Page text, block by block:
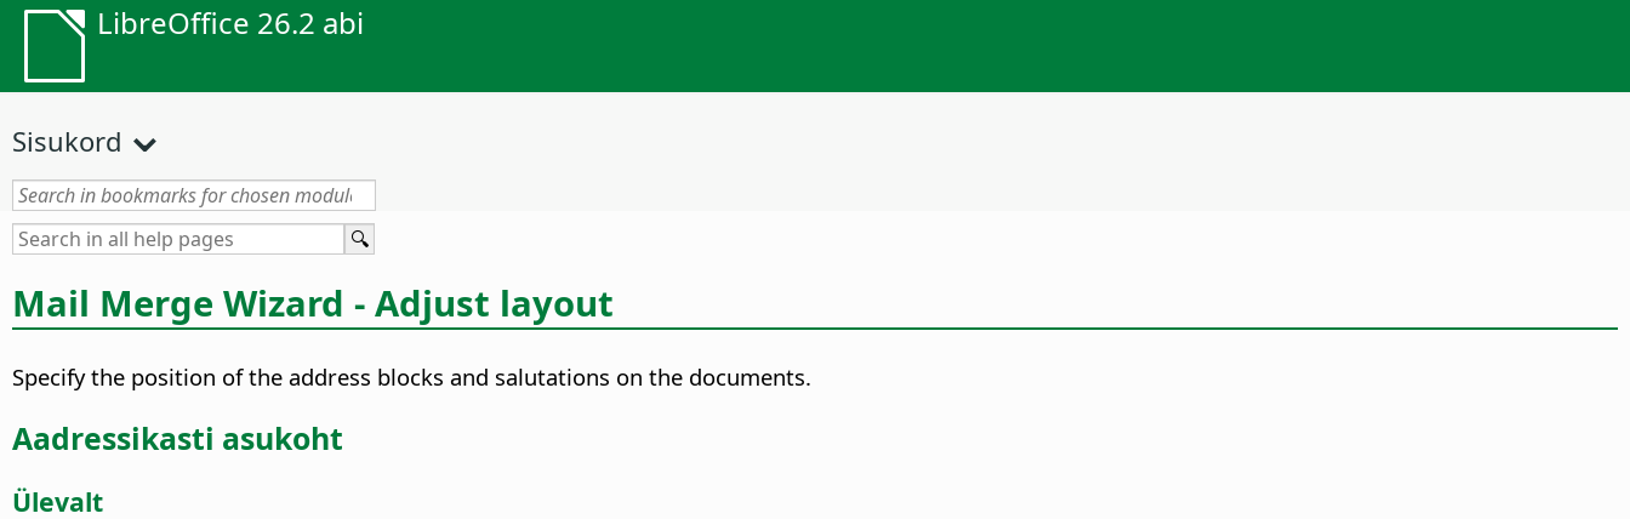
LibreOffice 26.2 abi
Sisukord
Mail Merge Wizard - Adjust layout
Specify the position of the address blocks and salutations on the documents.
Aadressikasti asukoht
Ülevalt